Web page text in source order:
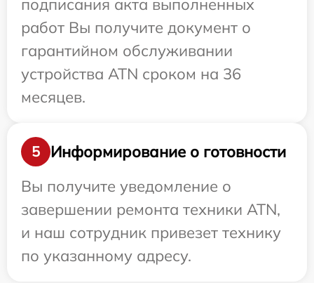
подписания акта выполненных
работ Вы получите документ о
гарантийном обслуживании
устройства ATN сроком на 36
месяцев.
5
Информирование о готовности
Вы получите уведомление о
завершении ремонта техники ATN,
и наш сотрудник привезет технику
по указанному адресу.